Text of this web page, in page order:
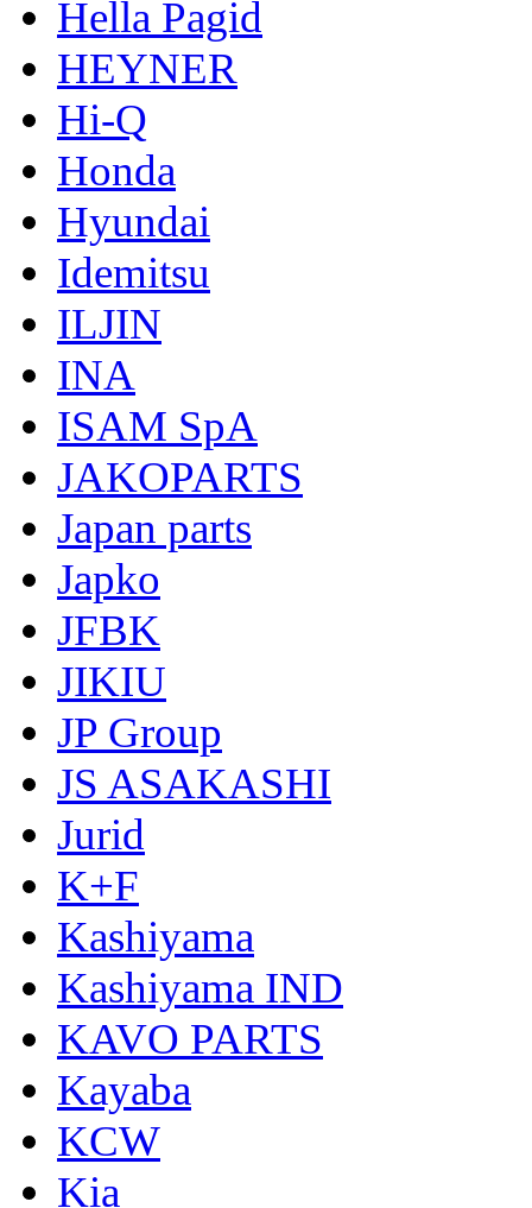
Hella Pagid
HEYNER
Hi-Q
Honda
Hyundai
Idemitsu
ILJIN
INA
ISAM SpA
JAKOPARTS
Japan parts
Japko
JFBK
JIKIU
JP Group
JS ASAKASHI
Jurid
K+F
Kashiyama
Kashiyama IND
KAVO PARTS
Kayaba
KCW
Kia